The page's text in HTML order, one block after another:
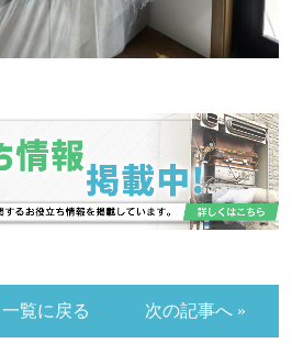
一覧に戻る 次の記事へ »